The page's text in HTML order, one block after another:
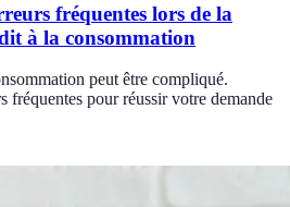
fréquentes lors de la
à la consommation
peut être compliqué.
fréquentes pour réussir votre demande